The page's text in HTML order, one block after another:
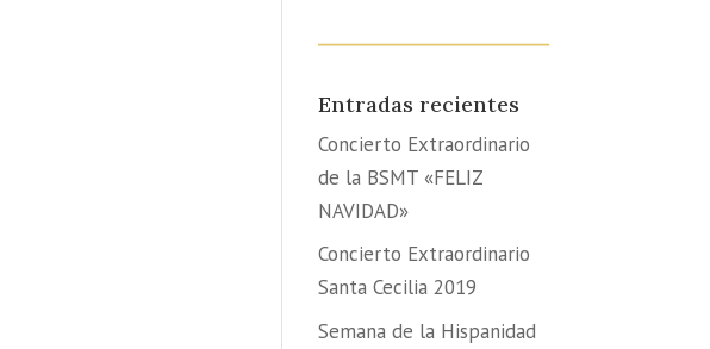
Entradas recientes
Concierto Extraordinario
de la BSMT «FELIZ
NAVIDAD»
Concierto Extraordinario
Santa Cecilia 2019
Semana de la Hispanidad